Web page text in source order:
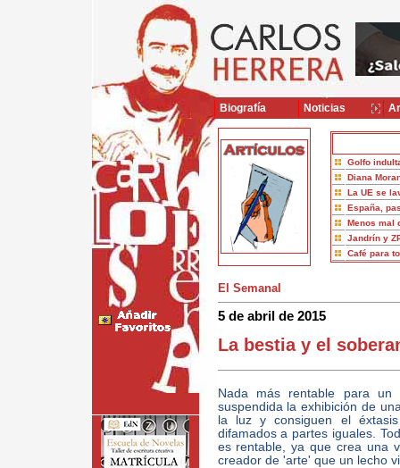
Golfo
Diana
La UE se
España,
Menos mal
Jandrín y
Café para
El Semanal
5 de abril de 2015
La bestia y el
Nada más rentable para
suspendida la exhibición de
la luz y consiguen el
difamados a partes iguales.
es rentable, ya que crea una
creador de 'arte' que un lecho
Biografía Noticias